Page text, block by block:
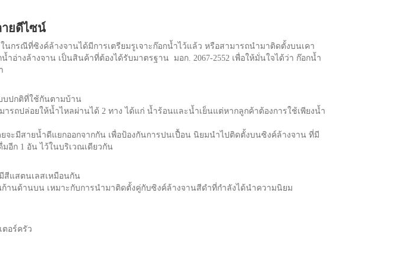
ายดีไซน์
กรณีที่ซิงค์ล้างจานได้มีการเตรียมรูเจาะก๊อกน้ำไว้แล้ว หรือสามารถนำมาติดตั้งบนเคา
อ่างล้างจาน เป็นสินค้าที่ต้องได้รับมาตรฐาน มอก. 2067-2552 เพื่อให้มั่นใจได้ว่า ก๊อกน้ำ
บปกติที่ใช้กันตามบ้าน
ถปล่อยให้น้ำไหลผ่านได้ 2 ทาง ได้แก่ น้ำร้อนและน้ำเย็นแต่หากลูกค้าต้องการใช้เพียงน้ำ
ะมีสายน้ำดีแยกออกจากกัน เพื่อป้องกันการปนเปื้อน นิยมนำไปติดตั้งบนซิงค์ล้างจาน ที่มี
อีก 1 อัน ไว้ในบริเวณเดียวกัน
สีแสตนเลสเหมือนกัน
นด้านบน เหมาะกับการนำมาติดตั้งคู่กับซิงค์ล้างจานสีดำที่กำลังได้นำความนิยม
อร์ครัว